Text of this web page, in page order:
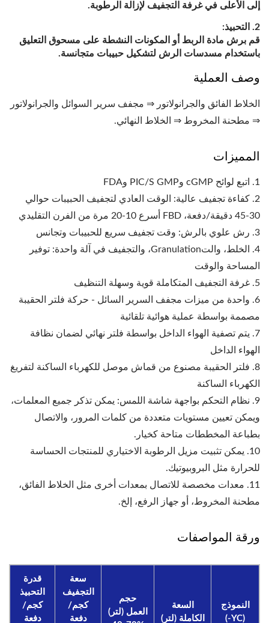
إلى الأعلى في غرفة التجفيف لإزالة الرطوبة.
التحبيذ:
قم برش مادة الربط أو المكونات النشطة على مسحوق التعليق
باستخدام مسدسات الرش لتشكيل حبيبات متجانسة.
وصف العملية
الخلاط الفائق والجرانولاتور ⇒ مجفف سرير السوائل والجرانولاتور
⇒ مطحنة المخروط ⇒ الخلاط النهائي.
المميزات
1. اتبع لوائح cGMP وPIC/S GMP وFDA
2. كفاءة تجفيف عالية: الوقت العادي لتجفيف الحبيبات حوالي
30-45 دقيقة/دفعة، FBD أسرع 10-20 مرة من الفرن التقليدي
3. رش علوي بالرش: وقت تجفيف سريع للحبيبات وتجانس
4. الخلط، والتGranulation، والتجفيف في آلة واحدة: توفير
المساحة والوقت
5. غرفة التجفيف المتكاملة قوية وسهلة التنظيف
6. واحدة من ميزات مجفف السرير السائل - حركة فلتر الحقيبة
مصممة بواسطة عملية هوائية تلقائية
7. يتم تصفية الهواء الداخل بواسطة فلتر نهائي لضمان نظافة
الهواء الداخل
8. فلتر الحقيبة مصنوع من قماش موصل للكهرباء الساكنة لتفريغ
الكهرباء الساكنة
9. نظام التحكم بواجهة شاشة اللمس: يمكن تذكر جميع المعلمات،
ويمكن تعيين مستويات متعددة من كلمات المرور، والاتصال
بطباعة المخططات متاحة كخيار.
10. يمكن تثبيت مزيل الرطوبة الاختياري للمنتجات الحساسة
للحرارة مثل البروبيوتيك.
11. معدات مخصصة للاتصال بمعدات أخرى مثل الخلاط الفائق،
مطحنة المخروط، أو جهاز الرفع، إلخ.
ورقة المواصفات
النموذج
(YC-)
السعة
الكاملة (لتر)
حجم
العمل (لتر)
سعة
التجفيف
كجم/
دفعة
قدرة
التحبيذ
كجم/
دفعة